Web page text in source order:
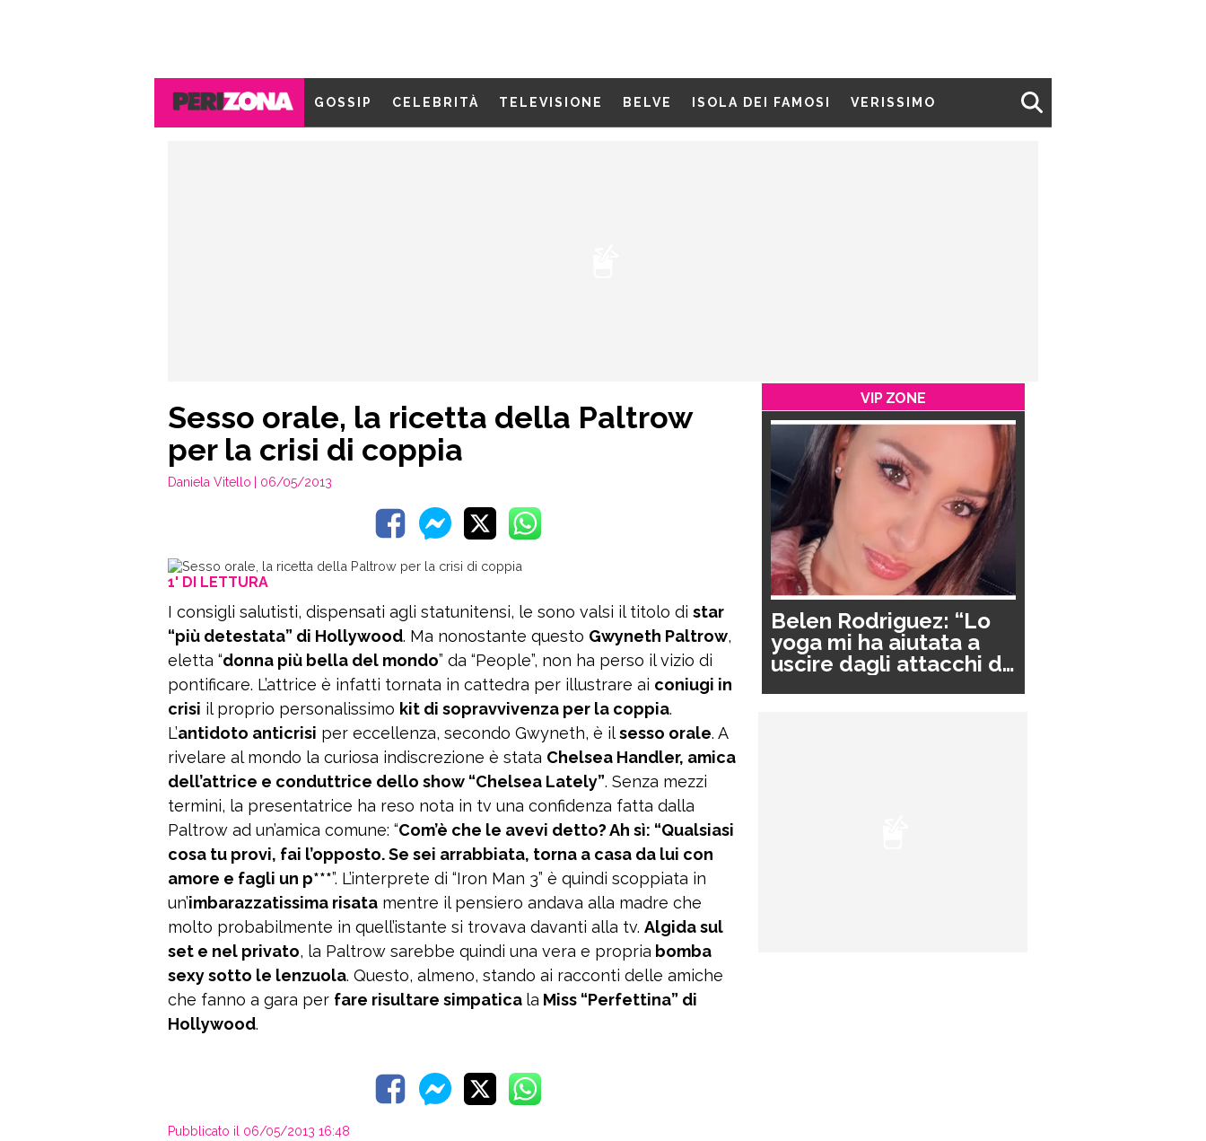
GOSSIP CELEBRITÀ TELEVISIONE BELVE ISOLA DEI FAMOSI VERISSIMO
Sesso orale, la ricetta della Paltrow
per la crisi di coppia
Daniela Vitello | 06/05/2013
1' DI LETTURA
I consigli salutisti, dispensati agli statunitensi, le sono valsi il titolo di star
“più detestata” di Hollywood. Ma nonostante questo Gwyneth Paltrow,
eletta “donna più bella del mondo” da “People”, non ha perso il vizio di
pontificare. L’attrice è infatti tornata in cattedra per illustrare ai coniugi in
crisi il proprio personalissimo kit di sopravvivenza per la coppia.
L’antidoto anticrisi per eccellenza, secondo Gwyneth, è ilsesso orale. A
rivelare al mondo la curiosa indiscrezione è stata Chelsea Handler, amica
dell’attrice e conduttrice dello show “Chelsea Lately”. Senza mezzi
termini, la presentatrice ha reso nota in tv una confidenza fatta dalla
Paltrow ad un’amica comune: “Com’è che le avevi detto? Ah sì: “Qualsiasi
cosa tu provi, fai l’opposto. Se sei arrabbiata, torna a casa da lui con
amore e fagli un p***”. L’interprete di “Iron Man 3” è quindi scoppiata in
un’imbarazzatissima risata mentre il pensiero andava alla madre che
molto probabilmente in quell’istante si trovava davanti alla tv. Algida sul
set e nel privato, la Paltrow sarebbe quindi una vera e propria bomba
sexy sotto le lenzuola. Questo, almeno, stando ai racconti delle amiche
che fanno a gara per fare risultare simpatica la Miss “Perfettina” di
Hollywood.
Pubblicato il 06/05/2013 16:48
VIP ZONE
Belen Rodriguez: “Lo
yoga mi ha aiutata a
uscire dagli attacchi di